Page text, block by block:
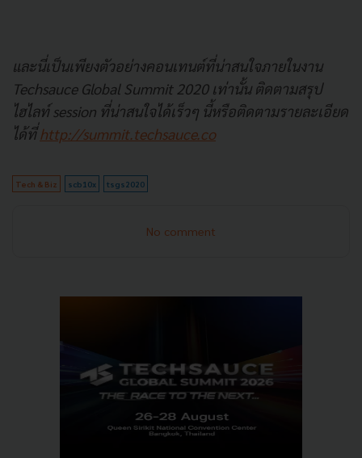
และนี่เป็นเพียงตัวอย่างคอนเทนต์ที่น่าสนใจภายในงาน
Techsauce Global Summit 2020 เท่านั้น ติดตามสรุป
ไฮไลท์ session ที่น่าสนใจได้เร็วๆ นี้หรือติดตามรายละเอียด
ได้ที่http://summit.techsauce.co
Tech & Biz scb10x tsgs2020
No comment